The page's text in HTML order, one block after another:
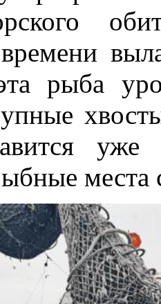
рыба
места